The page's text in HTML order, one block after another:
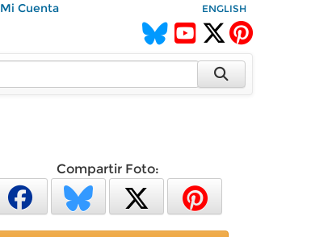
Mi Cuenta ENGLISH
Compartir Foto: